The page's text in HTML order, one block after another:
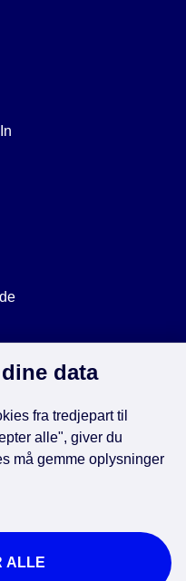
data
fra tredjepart til
alle", giver du
må gemme oplysninger
ALLE